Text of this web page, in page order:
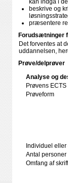
kan indgå i
beskrive og
præsentere
Forudsætninger
Det forventes at
uddannelsen,
Prøve/delprøver
Analyse og
Prøvens ECTS
Prøveform
Individuel
Antal personer
Omfang af